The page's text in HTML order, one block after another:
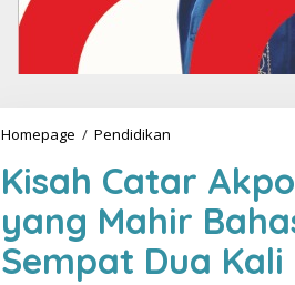
Homepage / Pendidikan
s
a
h
C
a
t
Kisah Catar
yang Mahir
Sempat Dua